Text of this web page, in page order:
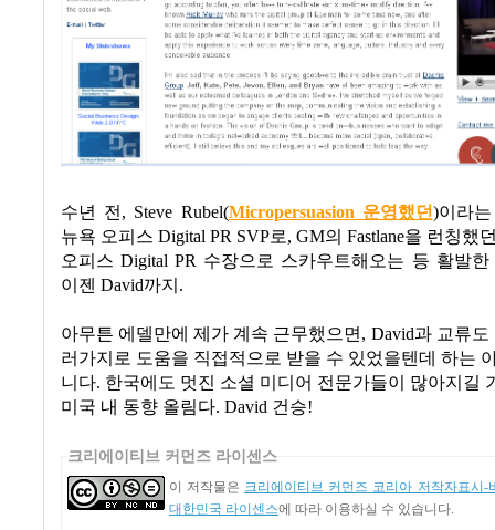
수년 전, Steve Rubel(Micropersuasion 운영했던)이라
뉴욕 오피스 Digital PR SVP로, GM의 Fastlane을 런칭했
오피스 Digital PR 수장으로 스카우트해오는 등 활발
이젠 David까지 .
아무튼 에델만에 제가 계속 근무했으면, David과 교류도
러가지로 도움을 직접적으로 받을 수 있었을텐데 하는
니다. 한국에도 멋진 소셜 미디어 전문가들이 많아지길
미국 내 동향 올림다. David 건승!
크리에이티브 커먼즈 라이센스
이 저작물은 크리에이티브 커먼즈 코리아 저작자표시-
대한민국 라이센스에 따라 이용하실 수 있습니다.